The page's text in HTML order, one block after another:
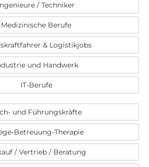
/ Techniker
Medizinische Berufe
& Logistikjobs
und Handwerk
IT-Berufe
und Führungskräfte
Betreuung-Therapie
/ Vertrieb / Beratung